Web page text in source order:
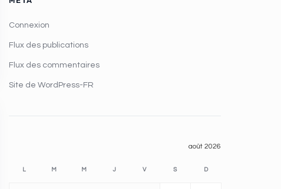
Connexion
Flux des publications
Flux des commentaires
Site de WordPress-FR
août 2026
L M M J V S D